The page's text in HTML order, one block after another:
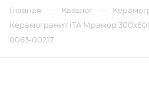
Главная — Каталог —
Керамогранит ITA Мрамор
0063-00217